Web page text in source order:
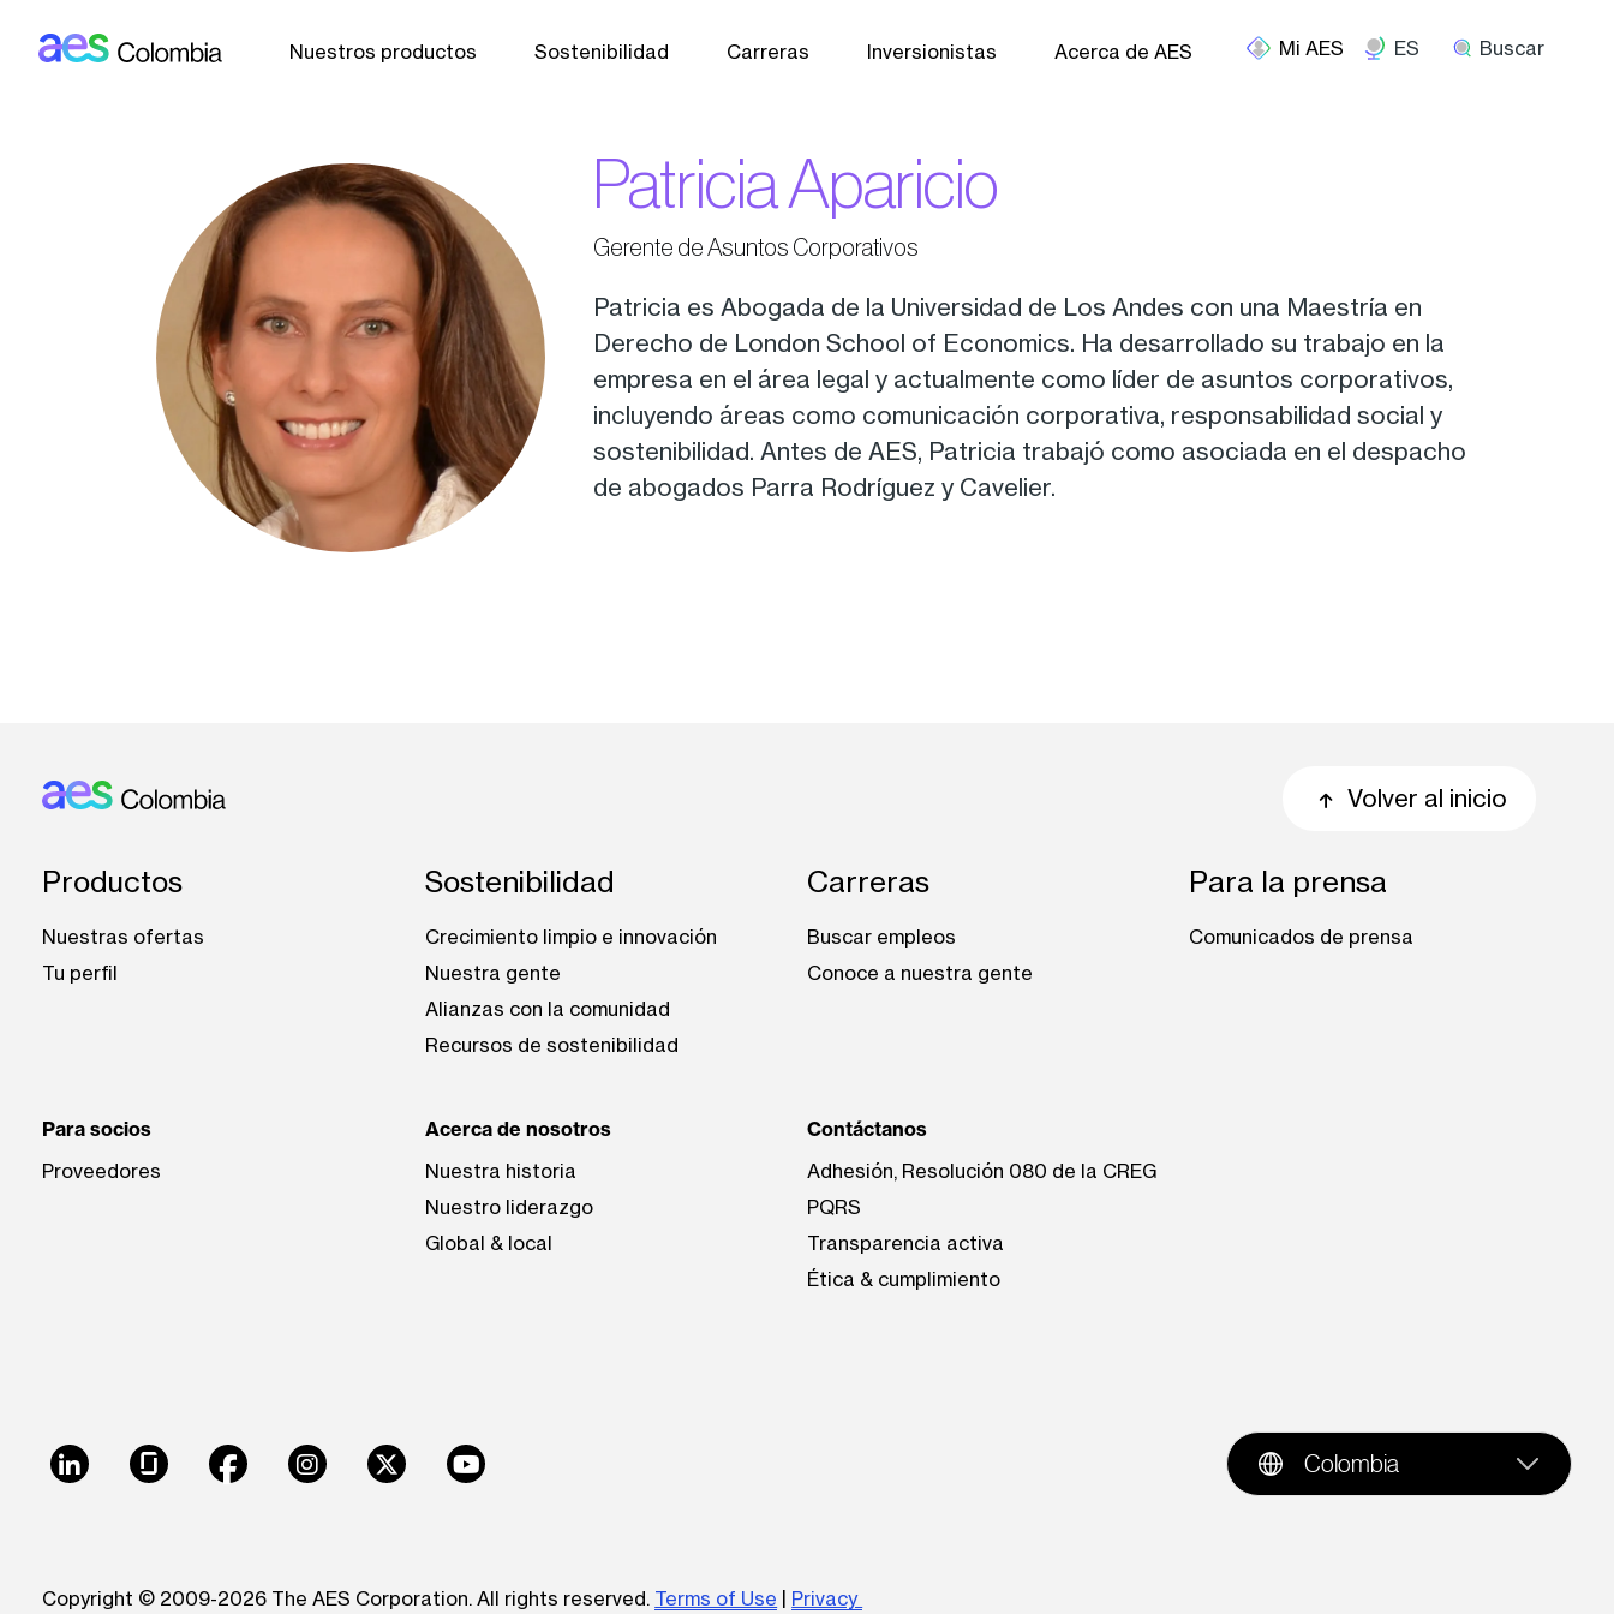
Nuestros productos Sostenibilidad Carreras Inversionistas Acerca de AES ES Buscar
Patricia Aparicio
Gerente de Asuntos Corporativos
Patricia es Abogada de la Universidad de Los Andes con una Maestría en
Derecho de London School of Economics. Ha desarrollado su trabajo en la
empresa en el área legal y actualmente como líder de asuntos corporativos,
incluyendo áreas como comunicación corporativa, responsabilidad social y
sostenibilidad. Antes de AES, Patricia trabajó como asociada en el despacho
de abogados Parra Rodríguez y Cavelier.
Volver al inicio
Productos
Nuestras ofertas
Tu perfil
Sostenibilidad
Crecimiento limpio e innovación
Nuestra gente
Alianzas con la comunidad
Recursos de sostenibilidad
Carreras
Buscar empleos
Conoce a nuestra gente
Para la prensa
Comunicados de prensa
Para socios
Proveedores
Acerca de nosotros
Nuestra historia
Nuestro liderazgo
Global & local
Contáctanos
Adhesión, Resolución 080 de la CREG
PQRS
Transparencia activa
Ética & cumplimiento
LinkedInGlassdoorFacebookInstagram
X Youtube
Colombia
Copyright © 2009-2026 The AES Corporation. All rights reserved. Terms of Use Privacy